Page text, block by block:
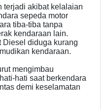
terjadi akibat kelalaian
sepeda motor
tiba-tiba tanpa
kendaraan lain.
Diesel diduga kurang
kendaraan.
mengimbau
hati saat berkendara
demi keselamatan